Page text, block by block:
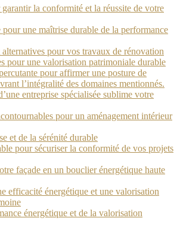
la conformité et la réussite de votre
une maîtrise durable de la performance
pour vos travaux de rénovation
pour une valorisation patrimoniale durable
pour affirmer une posture de
l’intégralité des domaines mentionnés.
entreprise spécialisée sublime votre
pour un aménagement intérieur
et de la sérénité durable
pour sécuriser la conformité de vos projets
façade en un bouclier énergétique haute
efficacité énergétique et une valorisation
énergétique et de la valorisation